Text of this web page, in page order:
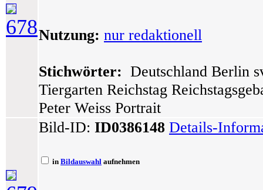
678Nutzung: nur redaktionell
Stichwörter: Deutschland Berlin
Tiergarten Reichstag
Peter Weiss Portrait
Bild-ID: ID0386148 Details-
in Bildauswahl aufnehmen